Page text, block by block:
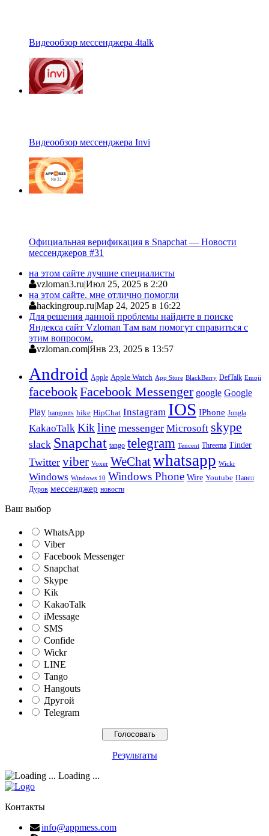
Видеообзор мессенджера 4talk
Видеообзор мессенджера Invi
Официальная верификация в Snapchat — Новости
мессенджеров #31
на этом сайте лучшие специалисты
vzloman3.ru|Июл 25, 2025 в 2:20
на этом сайте. мне отлично помогли
hackingroup.ru|Мар 24, 2025 в 16:22
Для решения данной проблемы найдите в поиске
Яндекса сайт Vzloman Там вам помогут справиться с
этим вопросом.
vzloman.com|Янв 23, 2025 в 13:57
Android Apple Apple Watch App Store BlackBerry DefTalk Emoji
facebookFacebook Messenger google Google
Play hangouts hike HipChat Instagram IOS IPhone Jongla
KakaoTalk Kik line messenger Microsoft skype
slack Snapchat tango telegram Tencent Threema Tinder
Twitter viber Voxer WeChatwhatsapp Wickr
Windows Windows 10 Windows Phone Wire Youtube Павел
Дуров мессенджер новости
Ваш выбор
WhatsApp
Viber
Facebook Messenger
Snapchat
Skype
Kik
KakaoTalk
iMessage
SMS
Confide
Wickr
LINE
Tango
Hangouts
Другой
Telegram
Результаты
Loading ...
Контакты
info@appmess.com